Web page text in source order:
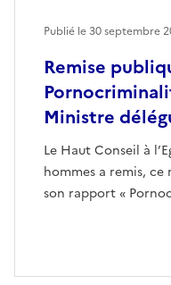
Remise
Ministre
Le Haut Conseil à
hommes a remis, ce
son rapport «
Publié le30 septembre